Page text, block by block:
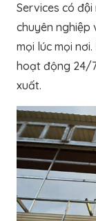
Services có
chuyên nghiệp
mọi lúc mọi
hoạt động 24/
xuất.